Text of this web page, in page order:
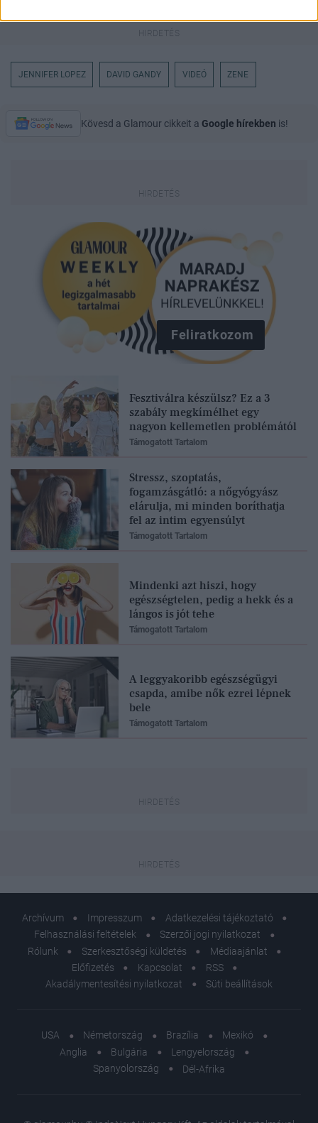
JENNIFER LOPEZ DAVID GANDY VIDEÓ ZENE
Kövesd a Glamour cikkeit a Google hírekben is!
Feliratkozom
Fesztiválra készülsz? Ez a 3
szabály megkímélhet egy
nagyon kellemetlen problémától
Támogatott Tartalom
Stressz, szoptatás,
fogamzásgátló: a nőgyógyász
elárulja, mi minden boríthatja
fel az intim egyensúlyt
Támogatott Tartalom
Mindenki azt hiszi, hogy
egészségtelen, pedig a hekk és a
lángos is jót tehe
Támogatott Tartalom
A leggyakoribb egészségügyi
csapda, amibe nők ezrei lépnek
bele
Támogatott Tartalom
Archívum Impresszum
Adatkezelési tájékoztató
Felhasználási feltételek
Szerzői jogi nyilatkozat
Rólunk
Szerkesztőségi küldetés
Médiaajánlat
Előfizetés
Kapcsolat
RSS
Akadálymentesítési nyilatkozat
Süti beállítások
USA Németország Brazília
Mexikó
Anglia
Bulgária
Lengyelország
Spanyolország
Dél-Afrika